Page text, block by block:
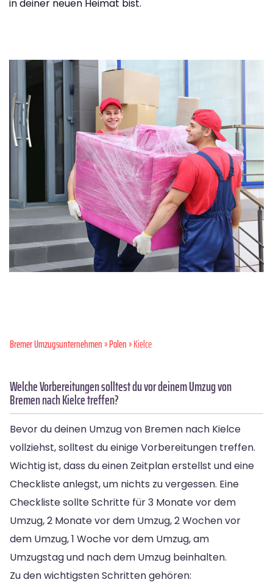
in deiner neuen Heimat bist.
Bremer Umzugsunternehmen»Polen» Kielce
Welche Vorbereitungen solltest du vor deinem Umzug von
Bremen nach Kielce treffen?
Bevor du deinen Umzug von Bremen nach Kielce
vollziehst, solltest du einige Vorbereitungen treffen.
Wichtig ist, dass du einen Zeitplan erstellst und eine
Checkliste anlegst, um nichts zu vergessen. Eine
Checkliste sollte Schritte für 3 Monate vor dem
Umzug, 2 Monate vor dem Umzug, 2 Wochen vor
dem Umzug, 1 Woche vor dem Umzug, am
Umzugstag und nach dem Umzug beinhalten.
Zu den wichtigsten Schritten gehören: